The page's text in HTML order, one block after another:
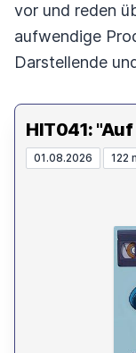
vor und reden
aufwendige
Darstellende
HIT041:
01.08.2026 122